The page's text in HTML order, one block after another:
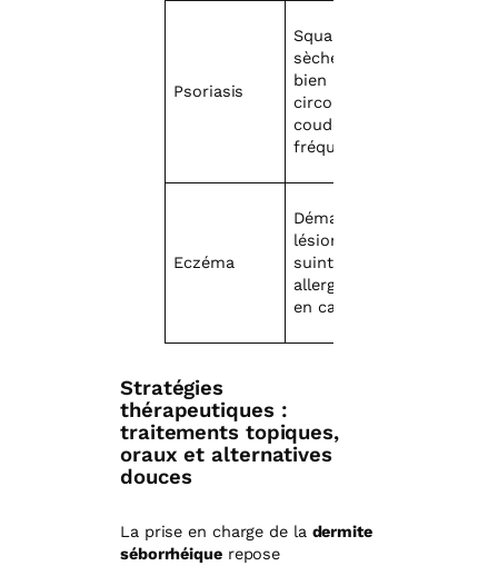
Psoriasis
Squames
sèches, plaques
bien
circonscrites,
coudes/genoux
fréquemment
Eczéma
Démangeaisons,
lésions
suintantes,
allergie souvent
en cause
Stratégies
thérapeutiques :
traitements topiques,
oraux et alternatives
douces
La prise en charge de la dermite
séborrhéiquerepose